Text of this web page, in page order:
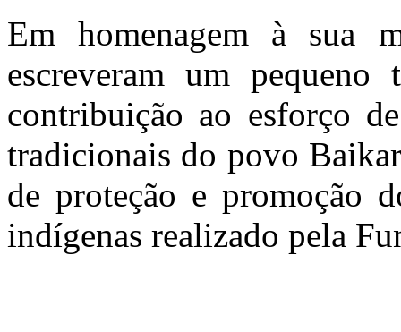
Em homenagem à sua
escreveram um
contribuição ao esforço
tradicionais do povo
de proteção e promoção
indígenas realizado pela